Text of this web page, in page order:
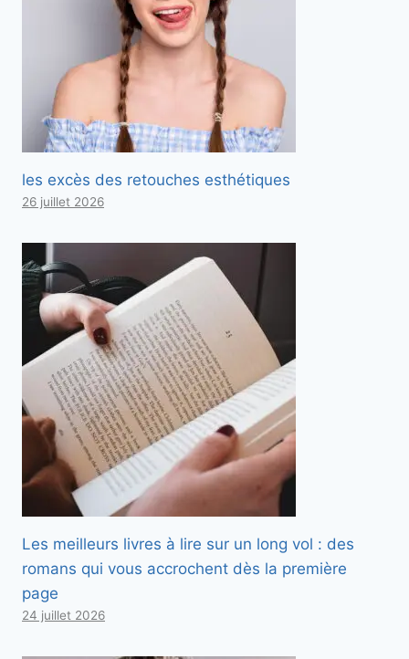
les excès des retouches esthétiques
26 juillet 2026
Les meilleurs livres à lire sur un long vol : des
romans qui vous accrochent dès la première
page
24 juillet 2026